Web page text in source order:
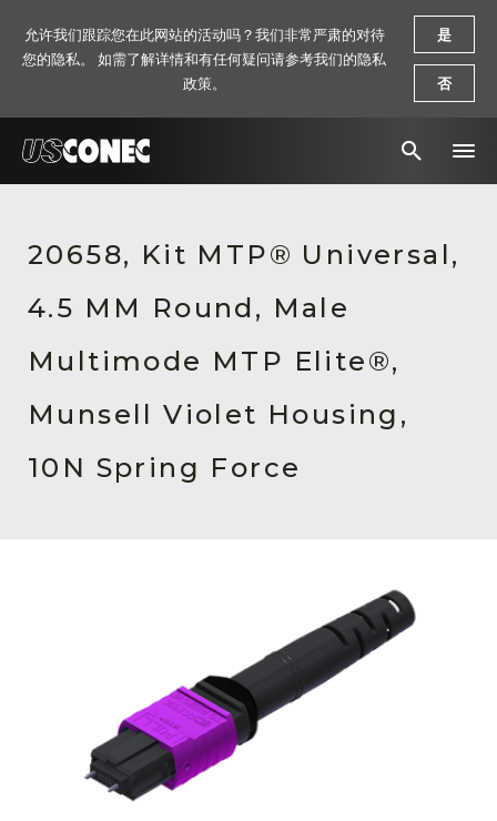
解决方案
产品
资源
关于我们
活动信息
20658, Kit MTP® Universal,
4.5 MM Round, Male
Multimode MTP Elite®,
Munsell Violet Housing,
10N Spring Force
允许我们跟踪您在此网站的活动吗？我们非常严肃的对待
您的隐私。 如需了解详情和有任何疑问请参考我们的隐私
政策。
是
否